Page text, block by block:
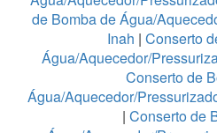
de Bomba de Água/
Inah | Conserto
Água/Aquecedor/
Conserto de
Água/Aquecedor/
| Conserto de